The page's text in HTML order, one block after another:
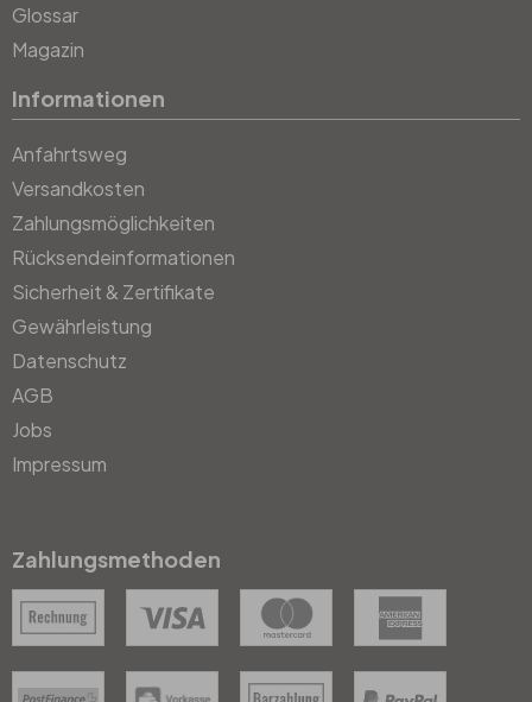
Glossar
Magazin
Informationen
Anfahrtsweg
Versandkosten
Zahlungsmöglichkeiten
Rücksendeinformationen
Sicherheit & Zertifikate
Gewährleistung
Datenschutz
AGB
Jobs
Impressum
Zahlungsmethoden